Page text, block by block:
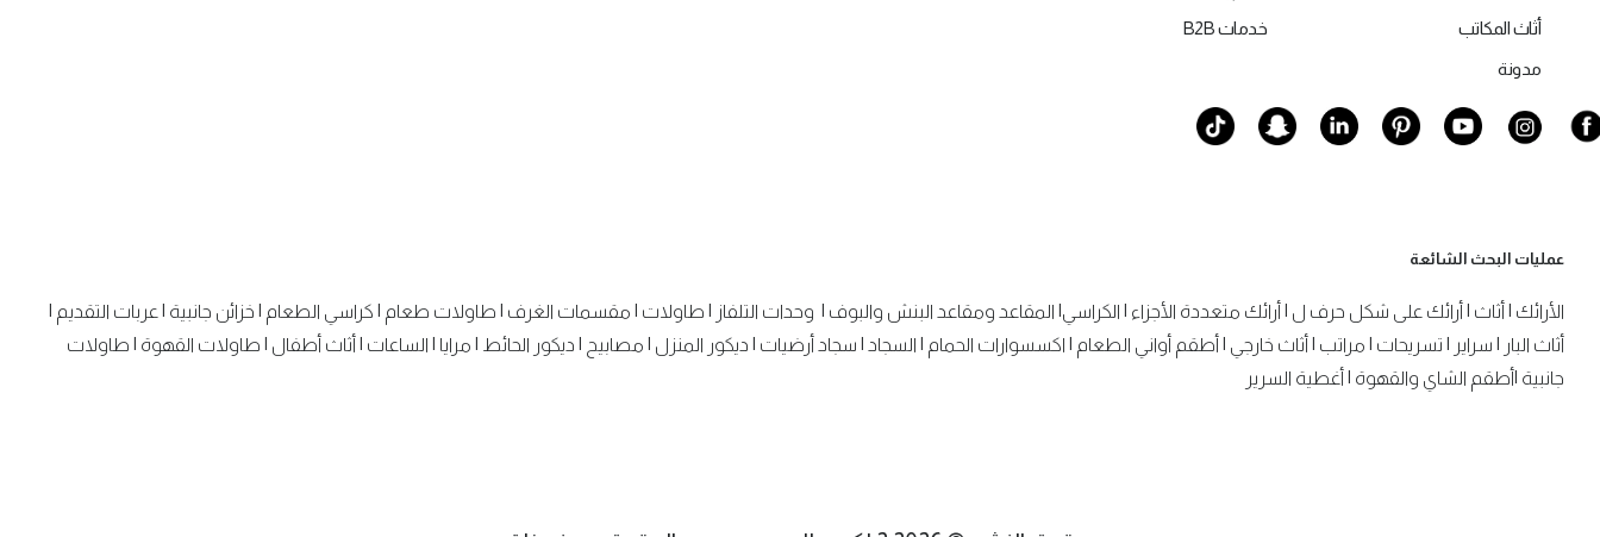
أثاث المكاتب
مدونة
خدمات B2B
عمليات البحث الشائعة
الأرائك أثاث أرائك على شكل حرف ل أرائك متعددة الأجزاء الكراسي المقاعد ومقاعد البنش والبوف وحدات التلفاز طاولات مقسمات الغرف طاولات طعام كراسي الطعام خزائن جانبية عربات التقديم
أثاث البار
سراير تسريحات مراتب أثاث خارجي أطقم أواني الطعام اكسسوارات الحمام السجاد سجاد أرضيات ديكور المنزل مصابيح ديكور الحائط مرايا الساعات أثاث أطفال طاولات القهوة
طاولات
جانبية أطقم الشاي والقهوة أغطية السرير